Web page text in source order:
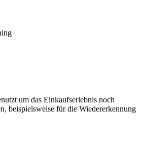
um das Einkaufserlebnis noch
beispielsweise für die Wiedererkennung